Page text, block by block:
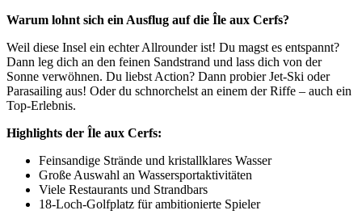
Warum lohnt sich ein Ausflug auf die Île aux Cerfs?
Weil diese Insel ein echter Allrounder ist! Du magst es entspannt?
Dann leg dich an den feinen Sandstrand und lass dich von der
Sonne verwöhnen. Du liebst Action? Dann probier Jet-Ski oder
Parasailing aus! Oder du schnorchelst an einem der Riffe – auch ein
Top-Erlebnis.
Highlights der Île aux Cerfs:
Feinsandige Strände und kristallklares Wasser
Große Auswahl an Wassersportaktivitäten
Viele Restaurants und Strandbars
18-Loch-Golfplatz für ambitionierte Spieler